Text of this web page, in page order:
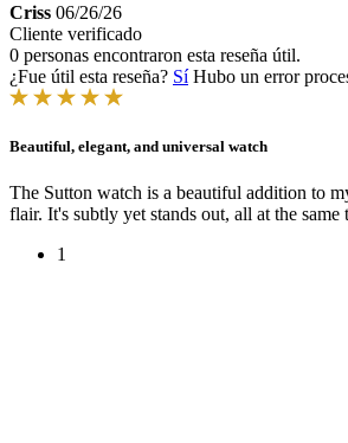
Criss 06/26/26
Cliente verificado
0 personas encontraron esta reseña útil.
¿Fue útil esta reseña? Sí Hubo un error
Beautiful, elegant, and universal watch
The Sutton watch is a beautiful addition to
flair. It's subtly yet stands out, all at the
1